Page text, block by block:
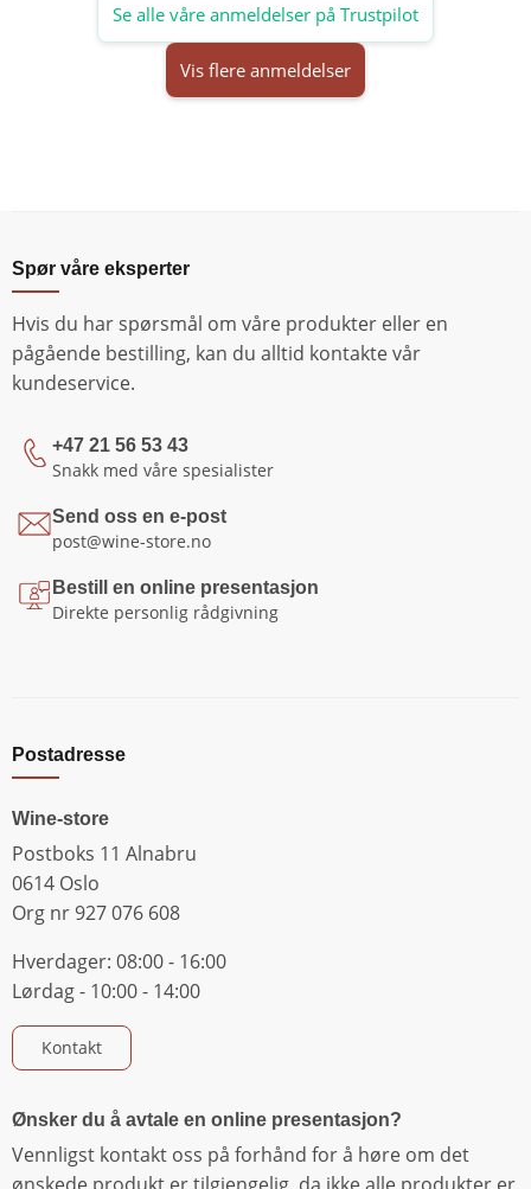
Se alle våre anmeldelser på Trustpilot
Vis flere anmeldelser
Spør våre eksperter
Hvis du har spørsmål om våre produkter eller en
pågående bestilling, kan du alltid kontakte vår
kundeservice.
+47 21 56 53 43
Snakk med våre spesialister
Send oss en e-post
post@wine-store.no
Bestill en online presentasjon
Direkte personlig rådgivning
Postadresse
Wine-store
Postboks 11 Alnabru
0614 Oslo
Org nr 927 076 608
Hverdager: 08:00 - 16:00
Lørdag - 10:00 - 14:00
Kontakt
Ønsker du å avtale en online presentasjon?
Vennligst kontakt oss på forhånd for å høre om det
ønskede produkt er tilgjengelig, da ikke alle produkter er